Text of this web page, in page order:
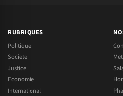
RUBRIQUES
Politique
Societe
Justice
Economie
International